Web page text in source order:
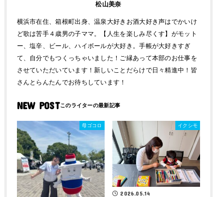
松山美奈
横浜市在住、箱根町出身、温泉大好きお酒大好き声はでかいけ
ど歌は苦手４歳男の子ママ。【人生を楽しみ尽くす】がモット
ー、塩辛、ビール、ハイボールが大好き。手帳が大好きすぎ
て、自分でもつくっちゃいました！ご縁あって本部のお仕事を
させていただいています！新しいことだらけで日々精進中！皆
さんとらんたんでお待ちしています！
NEW POST
母ゴコロ イクシモ
2026.05.14